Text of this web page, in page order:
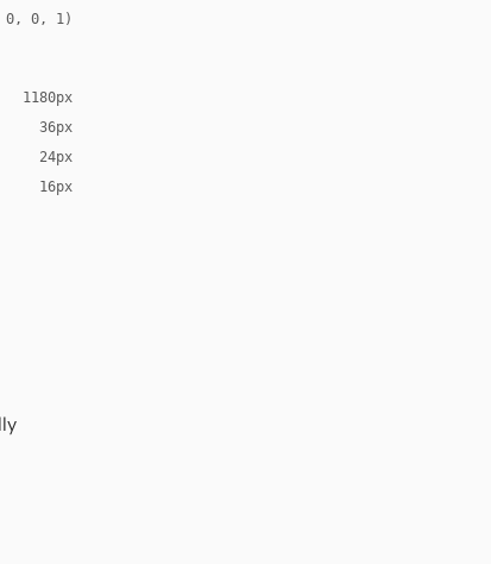
0, 0, 1)
1180px
36px
24px
16px